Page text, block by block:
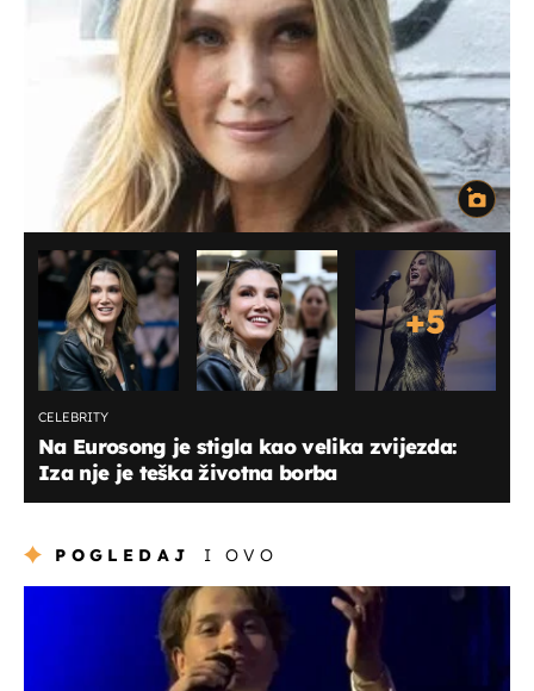
+5
CELEBRITY
Na Eurosong je stigla kao velika zvijezda:
Iza nje je teška životna borba
POGLEDAJ I OVO